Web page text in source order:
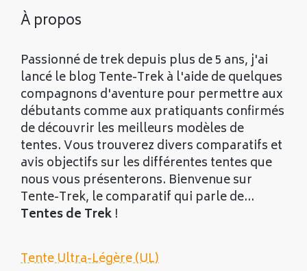
À propos
Passionné de trek depuis plus de 5 ans, j'ai
lancé le blog Tente-Trek à l'aide de quelques
compagnons d'aventure pour permettre aux
débutants comme aux pratiquants confirmés
de découvrir les meilleurs modèles de
tentes. Vous trouverez divers comparatifs et
avis objectifs sur les différentes tentes que
nous vous présenterons. Bienvenue sur
Tente-Trek, le comparatif qui parle de...
Tentes de Trek !
Tente Ultra-Légère (UL)